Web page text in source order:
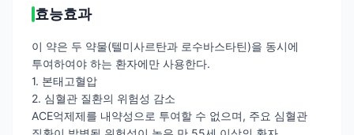
효능효과
이 약은 두 약물(텔미사르탄과 로수바스타틴)을 동시에
투여하여야 하는 환자에만 사용한다.
1. 본태고혈압
2. 심혈관 질환의 위험성 감소
ACE억제제를 내약성으로 투여할 수 없으며, 주요 심혈관